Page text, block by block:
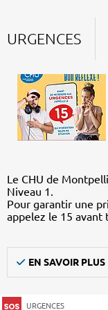
URGENCES
Le CHU de
Niveau 1.
Pour garantir une
appelez le 15 avant
EN SAVOIR PLUS
URGENCES